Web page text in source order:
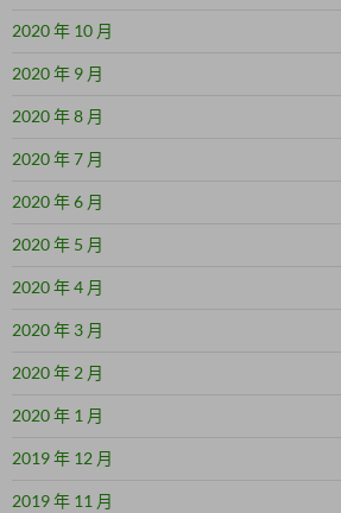
2020 年 10 月
2020 年 9 月
2020 年 8 月
2020 年 7 月
2020 年 6 月
2020 年 5 月
2020 年 4 月
2020 年 3 月
2020 年 2 月
2020 年 1 月
2019 年 12 月
2019 年 11 月